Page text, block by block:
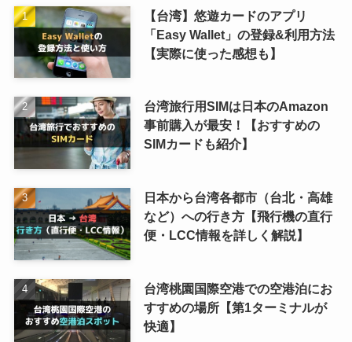
【台湾】悠遊カードのアプリ
「Easy Wallet」の登録&利用方法
【実際に使った感想も】
台湾旅行用SIMは日本のAmazon
事前購入が最安！【おすすめの
SIMカードも紹介】
日本から台湾各都市（台北・高雄
など）への行き方【飛行機の直行
便・LCC情報を詳しく解説】
台湾桃園国際空港での空港泊にお
すすめの場所【第1ターミナルが
快適】